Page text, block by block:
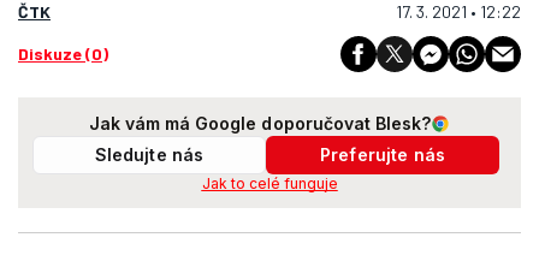
ČTK 17. 3. 2021 • 12:22
Diskuze (0)
Jak vám má Google doporučovat Blesk?
Sledujte nás
Preferujte nás
Jak to celé funguje